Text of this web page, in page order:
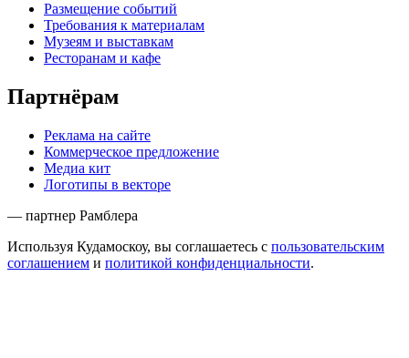
Размещение событий
Требования к материалам
Музеям и выставкам
Ресторанам и кафе
Партнёрам
Реклама на сайте
Коммерческое предложение
Медиа кит
Логотипы в векторе
— партнер Рамблера
Используя Кудамоскоу, вы соглашаетесь с пользовательским
соглашением и политикой конфиденциальности.